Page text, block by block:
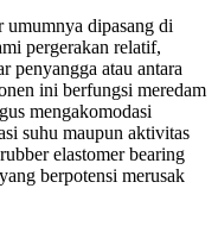
umumnya dipasang di
pergerakan relatif,
penyangga atau antara
ini berfungsi meredam
mengakomodasi
suhu maupun aktivitas
elastomer bearing
berpotensi merusak